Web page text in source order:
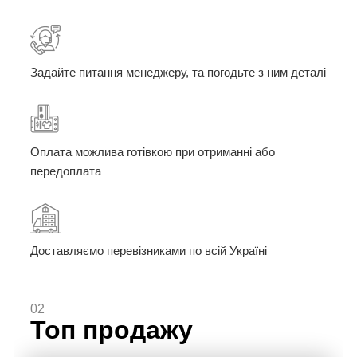
Задайте питання менеджеру, та погодьте з ним деталі
Оплата можлива готівкою при отриманні або
передоплата
Доставляємо перевізниками по всій Україні
02
Топ продажу